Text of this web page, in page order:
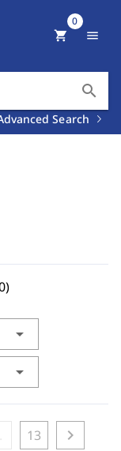
search
Search
shopping_cart
0
menu
arrow_drop_down
arrow_drop_down
13 chevron_right